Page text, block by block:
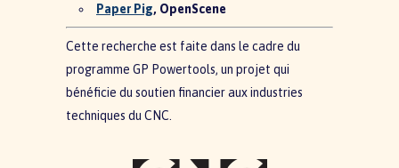
Paper Pig, OpenScene
Cette recherche est faite dans le cadre du
programme GP Powertools, un projet qui
bénéficie du soutien financier aux industries
techniques du CNC.